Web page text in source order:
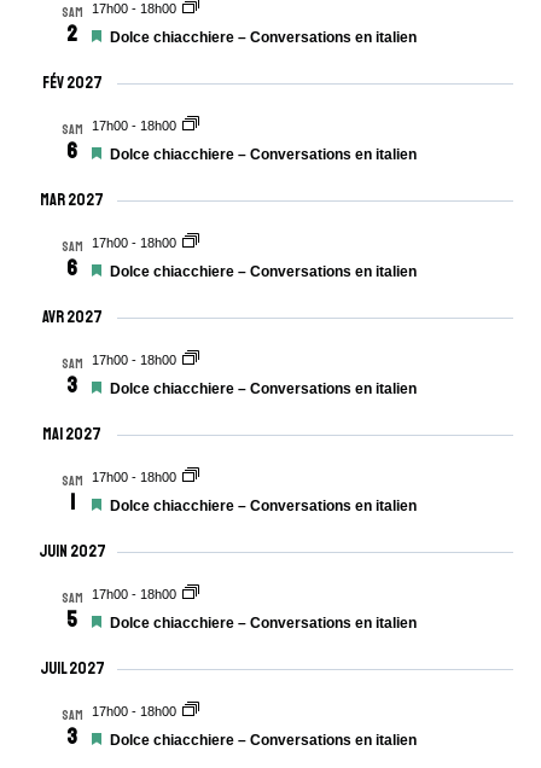
SAM
2
17h00- 18h00
Mis
Dolce chiacchiere – Conversations en italien
Fév 2027
SAM
6
17h00- 18h00
Mis
Dolce chiacchiere – Conversations en italien
Mar 2027
SAM
6
17h00- 18h00
Mis
Dolce chiacchiere – Conversations en italien
Avr 2027
SAM
3
17h00- 18h00
Mis
Dolce chiacchiere – Conversations en italien
Mai 2027
SAM
1
17h00- 18h00
Mis
avant
Dolce chiacchiere – Conversations en italien
Juin 2027
SAM
5
17h00- 18h00
Mis
avant
Dolce chiacchiere – Conversations en italien
Juil 2027
SAM
3
17h00- 18h00
Mis
Dolce chiacchiere – Conversations en italien